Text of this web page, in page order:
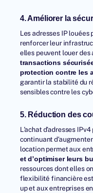
4. Améliorer la
Les adresses IP
renforcer leur
elles peuvent louer des
transactions
protection contre les
garantir la stabilité du
sensibles contre les
5. Réduction des
L’achat d’adresses
continuant
location permet aux
et d’optimiser leurs
ressources dont elles
flexibilité financière
up et aux entreprises